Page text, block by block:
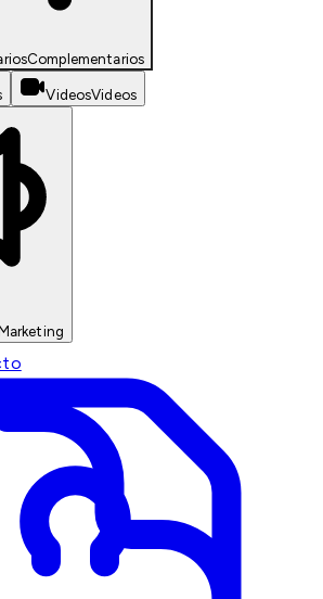
Complementarios
VideosVideos